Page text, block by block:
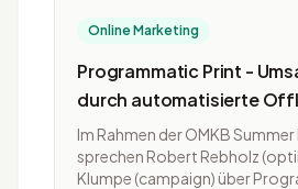
Online Marketing
Programmatic Print -
durch automatisierte
als wichtiger Teil der
Kommunikation
Im Rahmen der OMKB
sprechen Robert Rebholz
Klumpe (campaign) über